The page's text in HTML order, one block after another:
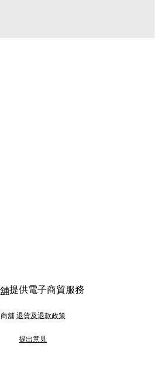
提供電子商貿服務
商舖 退貨及退款政策
提出意見